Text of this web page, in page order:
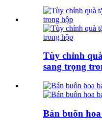
Tùy chỉnh
sang trọng
Bán buôn